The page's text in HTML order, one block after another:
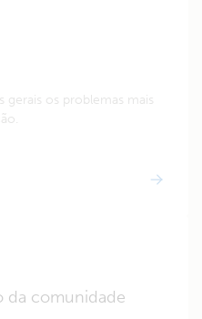
gerais os problemas mais
da comunidade